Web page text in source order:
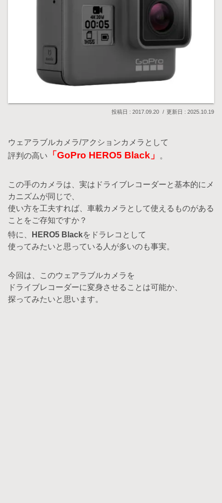
2017.09.20 2025.10.19
ウェアラブルカメラ/アクションカメラとして
評判の高い
「GoPro HERO5 Black」 。
この手のカメラは、実はドライブレコーダーと基本的にメ
カニズムが同じで、
使い方を工夫すれば、車載カメラとして使えるものがある
ことをご存知ですか？
特に、
HERO5 Blackをドラレコとして
使ってみたいと思っている人が多いのも事実。
今回は、このウェアラブルカメラを
ドライブレコーダーに変身させることは可能か、
探ってみたいと思います。